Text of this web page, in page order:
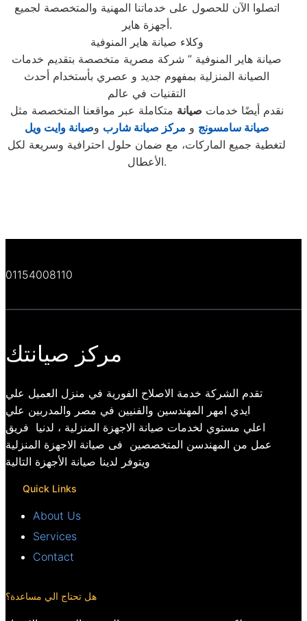
اتصلوا الآن للحصول على خدماتنا المهنية والمتخصصة لجميع
أجهزة هاير.
وكلاء صيانة هاير المنوفية
صيانة هاير المنوفية ” شركة مصرية متخصصة بتقديم خدمات
الصيانة المنزلية بمفهوم جديد و عصري بأستخدام أحدث
التقنيات في عالم
نقدم أيضًا خدمات صيانة متكاملة عبر مواقعنا المتخصصة مثل
صيانة سامسونج و مركز صيانة شارب وصيانة وايت ويل
لتغطية جميع الماركات، مع ضمان حلول احترافية وسريعة لكل
الأعطال.
01154008110
مركز صيانتك
تقدم الشركة خدمة الاصلاح الفورية في منزل العميل علي
ايدي امهر المهندسين والفنيين في مصر والمدربين علي
اعلي مستوي لخدمات صيانة الاجهزة المنزلية ، لدنيا فريق
عمل من المهندسن المتخصصين فى صيانة الاجهزة المنزلية
ويتوفر لدينا صيانة الأجهزة التالية
Quick Links
About Us
Services
Contact
هل تحتاج الي مساعدة؟